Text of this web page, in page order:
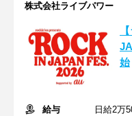
株式会社ライブパワー
始
給与
日給2万